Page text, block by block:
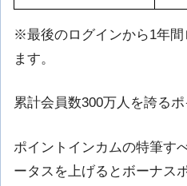
※最後のログインから1年
ます。
累計会員数300万人を誇るポ
ポイントインカムの特筆す
ータスを上げるとボーナス